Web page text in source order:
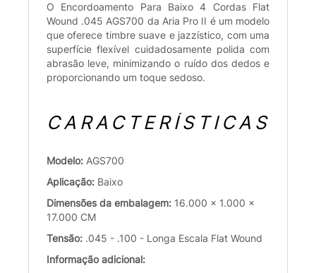
O Encordoamento Para Baixo 4 Cordas Flat
Wound .045 AGS700 da Aria Pro II é um modelo
que oferece timbre suave e jazzístico, com uma
superfície flexível cuidadosamente polida com
abrasão leve, minimizando o ruído dos dedos e
proporcionando um toque sedoso.
CARACTERÍSTICAS
Modelo: AGS700
Aplicação: Baixo
Dimensões da embalagem: 16.000 x 1.000 x
17.000 CM
Tensão: .045 - .100 - Longa Escala Flat Wound
Informação adicional: